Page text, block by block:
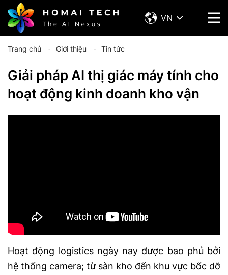
VN
Trang chủ ⁃ Giới thiệu ⁃ Tin tức
Giải pháp AI thị giác máy tính cho
hoạt động kinh doanh kho vận
Hoạt động logistics ngày nay được bao phủ bởi
hệ thống camera; từ sàn kho đến khu vực bốc dỡ